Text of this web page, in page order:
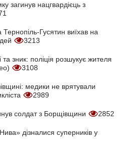
загинув нацгвардієць з
Гусятин виїхав на
3213
зник: поліція розшукує жителя
3108
медики не врятували
2989
солдат з Борщівщини 2852
дізналися суперників у